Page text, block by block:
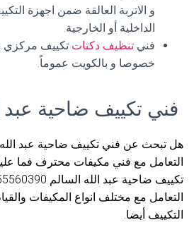
و الاتربة العالقة ضمن اجهزة
الداخلية أو الخارجية.
فني تنظيف دكتات تكييف مركزي
خصوصا و بالكويت عموماً.
فني تكييف ضاحية عبد
هل تبحث عن فني تكييف ضاحية عبد الله
التعامل مع فني مكيفات محترف فما
التعامل مع مختلف انواع المكيفات
التكييف أيضا.